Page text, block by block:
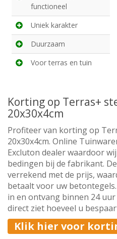
functioneel
Uniek karakter
Duurzaam
Voor terras en tuin
Korting op Terras+
20x30x4cm
Profiteer van korting op
20x30x4cm. Online
Excluton dealer waardoor
bedingen bij de fabrikant.
verrekend met de prijs,
betaalt voor uw
in en ontvang binnen 24
direct ziet hoeveel u
Klik hier voor